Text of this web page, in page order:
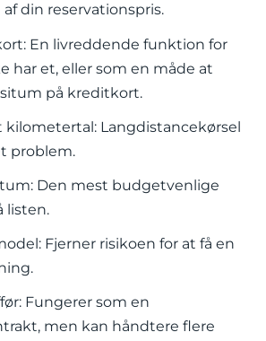
din reservationspris.
En livreddende funktion for
har et, eller som en måde at
på kreditkort.
Langdistancekørsel
problem.
Den mest budgetvenlige
listen.
Fjerner risikoen for at få en
Fungerer som en
men kan håndtere flere